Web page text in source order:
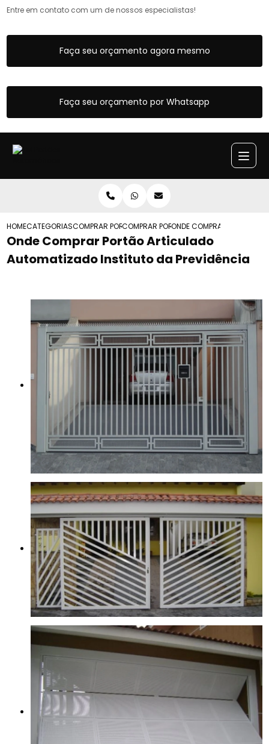
Entre em contato com um de nossos especialistas!
Faça seu orçamento agora mesmo
Faça seu orçamento por Whatsapp
HOMECATEGORIASCOMPRAR PORTOES ARTICULADOS
COMPRAR PORTAO ARTICULADO COM
ONDE COMPRAR PORTAO
Onde Comprar Portão Articulado
Automatizado Instituto da Previdência